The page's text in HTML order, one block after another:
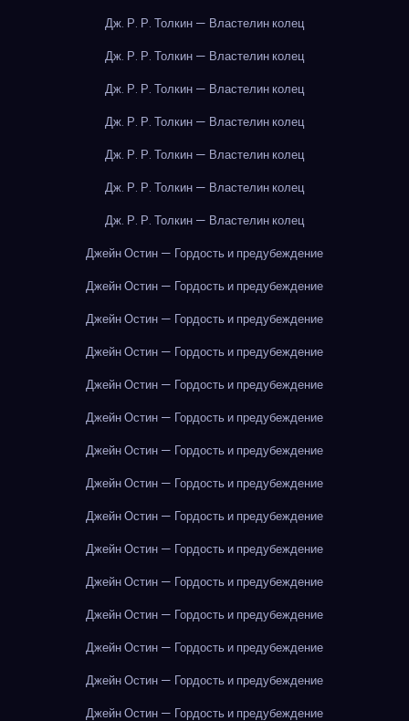
Дж. Р. Р. Толкин — Властелин колец
Дж. Р. Р. Толкин — Властелин колец
Дж. Р. Р. Толкин — Властелин колец
Дж. Р. Р. Толкин — Властелин колец
Дж. Р. Р. Толкин — Властелин колец
Дж. Р. Р. Толкин — Властелин колец
Дж. Р. Р. Толкин — Властелин колец
Джейн Остин — Гордость и предубеждение
Джейн Остин — Гордость и предубеждение
Джейн Остин — Гордость и предубеждение
Джейн Остин — Гордость и предубеждение
Джейн Остин — Гордость и предубеждение
Джейн Остин — Гордость и предубеждение
Джейн Остин — Гордость и предубеждение
Джейн Остин — Гордость и предубеждение
Джейн Остин — Гордость и предубеждение
Джейн Остин — Гордость и предубеждение
Джейн Остин — Гордость и предубеждение
Джейн Остин — Гордость и предубеждение
Джейн Остин — Гордость и предубеждение
Джейн Остин — Гордость и предубеждение
Джейн Остин — Гордость и предубеждение